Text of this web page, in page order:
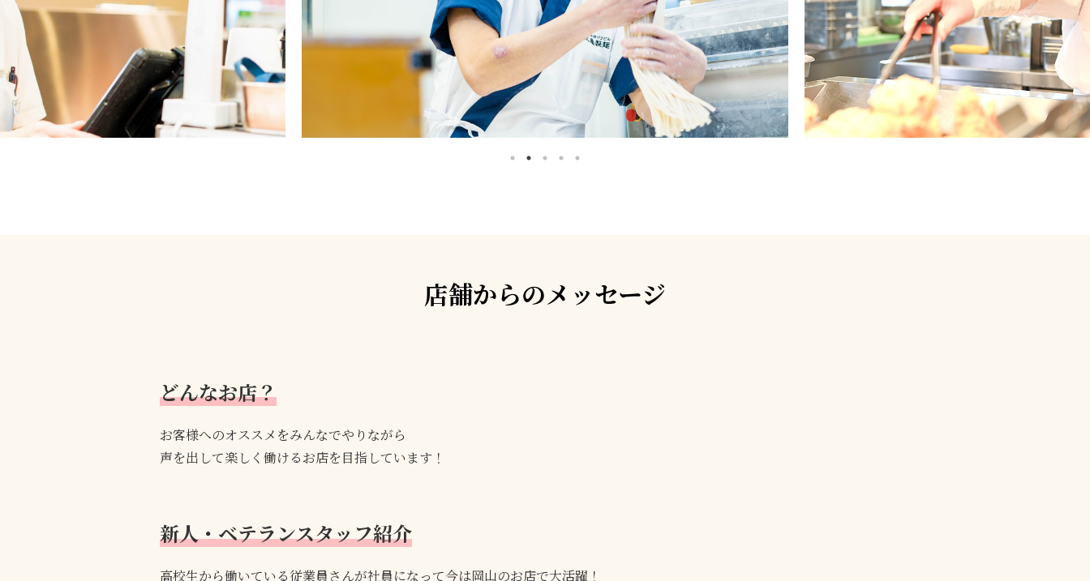
店舗からのメッセージ
どんなお店？
お客様へのオススメをみんなでやりながら
声を出して楽しく働けるお店を目指しています！
新人・ベテランスタッフ紹介
高校生から働いている従業員さんが社員になって今は岡山のお店で大活躍！